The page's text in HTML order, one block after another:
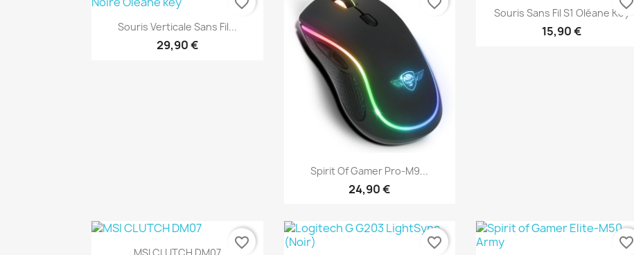
Aperçu rapide
Souris Verticale Sans Fil...
29,90 €
Aperçu rapide
Spirit Of Gamer Pro-M9...
24,90 €
Aperçu rapide
Souris Sans Fil S1 Oléane Key
15,90 €
Aperçu rapide
favorite_border
favorite_border
favorite_border